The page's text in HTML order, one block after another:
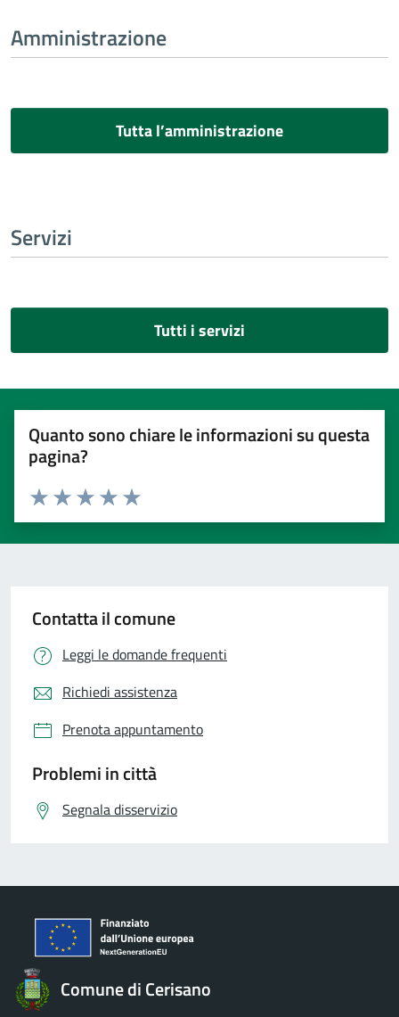
Amministrazione
Tutta l’amministrazione
Servizi
Tutti i servizi
Quanto sono chiare le informazioni su questa
pagina?
Valuta 5 stelle su 5
Valuta 4 stelle su 5
Valuta 3 stelle su 5
Valuta 2 stelle su 5
Valuta 1 stelle su 5
Contatta il comune
Leggi le domande frequenti
Richiedi assistenza
Prenota appuntamento
Problemi in città
Segnala disservizio
Comune di Cerisano